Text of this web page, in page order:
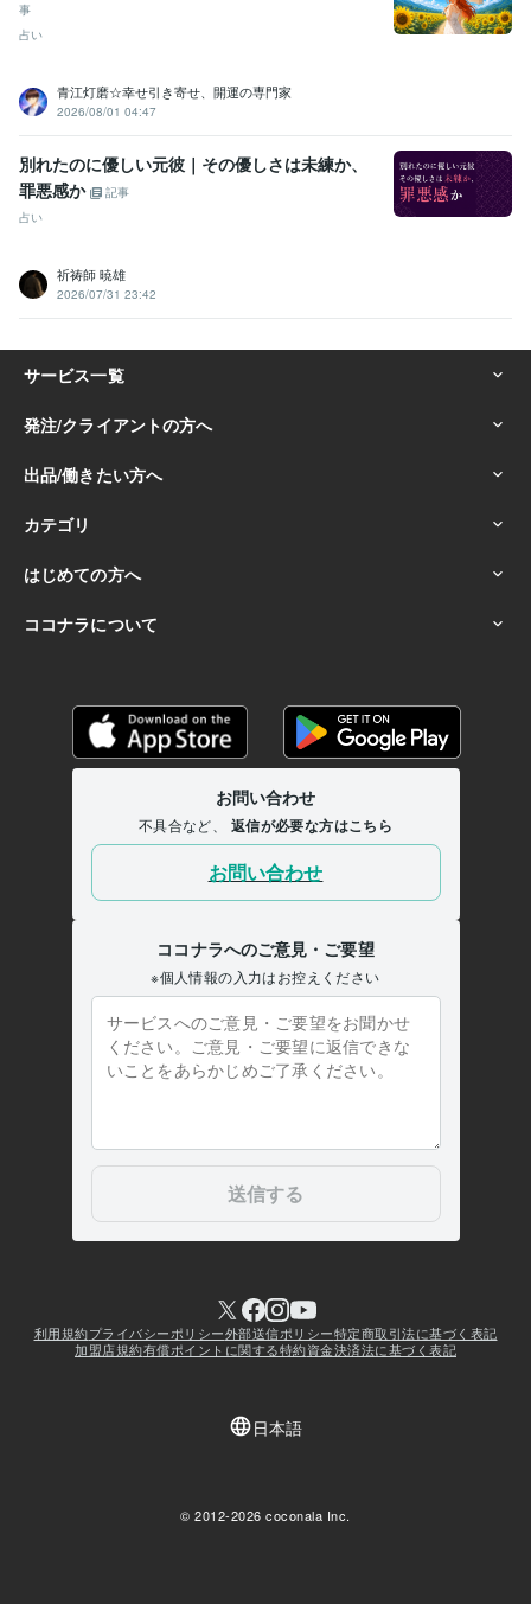
事
占い
青江灯磨☆幸せ引き寄せ、開運の専門家
2026/08/01 04:47
別れたのに優しい元彼｜その優しさは未練か、
罪悪感か
記事
占い
祈祷師 暁雄
2026/07/31 23:42